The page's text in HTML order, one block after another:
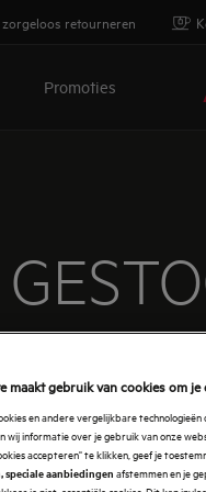
zorgeloos retourneren
Promoties
altijd gaar en niet
willen bereiden als
maakt gebruik van cookies om
en andere vergelijkbare
wij informatie over je gebruik van onze
accepteren" te klikken, geef je
speciale aanbiedingen afstemmen en je